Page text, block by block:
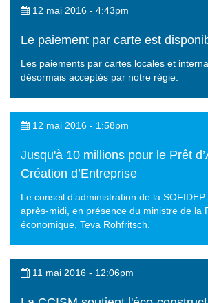
12 mai 2016 - 4:43pm
Le paiement par carte est
Les paiements par cartes locales et
désormais acceptés par notre régie.
12 mai 2016 - 1:58pm
Jusqu'à 10 millions pour le Prêt
Création d’Entreprise
Le conseil d’administration de la SOFIDEP
après-midi, en présence du ministre de la
économique, Teva Rohfritsch.
11 mai 2016 - 12:06pm